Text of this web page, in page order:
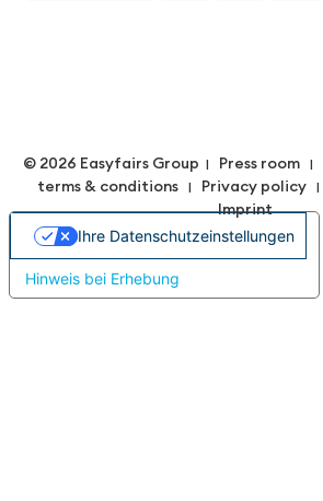
© 2026 Easyfairs Group | Press room|
terms & conditions | Privacy policy |
Imprint
Hinweis bei Erhebung
Ihre Datenschutzeinstellungen